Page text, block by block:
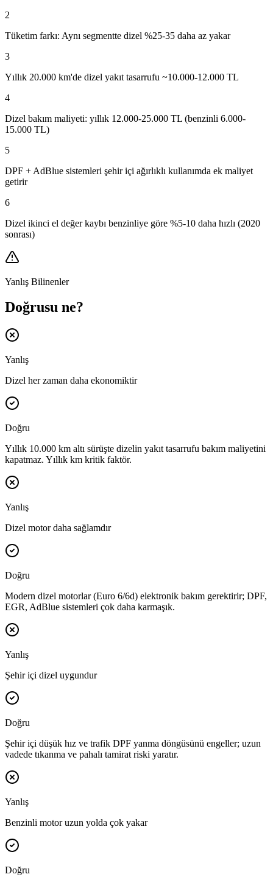
2
Tüketim farkı: Aynı segmentte dizel %25-35 daha az yakar
3
Yıllık 20.000 km'de dizel yakıt tasarrufu ~10.000-12.000 TL
4
Dizel bakım maliyeti: yıllık 12.000-25.000 TL (benzinli 6.000-
15.000 TL)
5
DPF + AdBlue sistemleri şehir içi ağırlıklı kullanımda ek maliyet
getirir
6
Dizel ikinci el değer kaybı benzinliye göre %5-10 daha hızlı (2020
sonrası)
Yanlış Bilinenler
Doğrusu ne?
Yanlış
Dizel her zaman daha ekonomiktir
Doğru
Yıllık 10.000 km altı sürüşte dizelin yakıt tasarrufu bakım maliyetini
kapatmaz. Yıllık km kritik faktör.
Yanlış
Dizel motor daha sağlamdır
Doğru
Modern dizel motorlar (Euro 6/6d) elektronik bakım gerektirir; DPF,
EGR, AdBlue sistemleri çok daha karmaşık.
Yanlış
Şehir içi dizel uygundur
Doğru
Şehir içi düşük hız ve trafik DPF yanma döngüsünü engeller; uzun
vadede tıkanma ve pahalı tamirat riski yaratır.
Yanlış
Benzinli motor uzun yolda çok yakar
Doğru